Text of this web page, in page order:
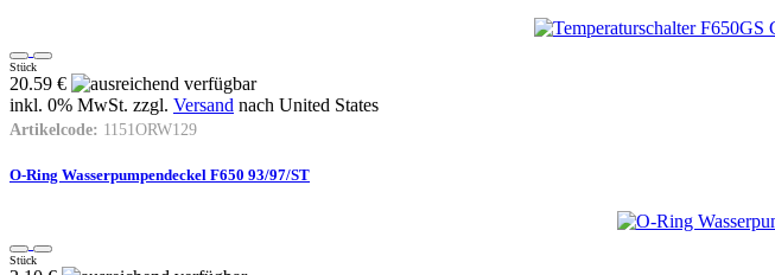
Stück
20.59 €
inkl. 0% MwSt. zzgl. Versand nach United States
Artikelcode: 1151ORW129
O-Ring Wasserpumpendeckel F650 93/97/ST
Stück